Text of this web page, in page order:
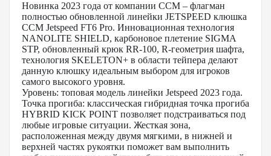
Новинка 2023 года от компании CCM – флагман
полностью обновленной линейки JETSPEED клюшка
CCM Jetspeed FT6 Pro. Инновационная технология
NANOLITE SHIELD, карбоновое плетение SIGMA
STP, обновленный крюк RR-100, R-геометрия шафта,
технология SKELETON+ в области тейпера делают
данную клюшку идеальным выбором для игроков
самого высокого уровня.
Уровень: топовая модель линейки Jetspeed 2023 года.
Точка прогиба: классическая гибридная точка прогиба
HYBRID KICK POINT позволяет подстраиваться под
любые игровые ситуации. Жесткая зона,
расположенная между двумя мягкими, в нижней и
верхней частях рукоятки поможет вам выполнить